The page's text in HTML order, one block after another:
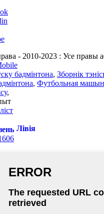
- 2010-2023 : Усе правы
бадмінтона, Зборнік
, Футбольная
,
Лівія